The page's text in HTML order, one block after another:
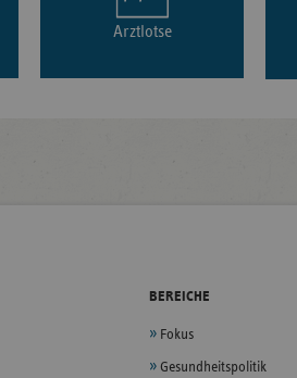
Arztlotse
BEREICHE
Fokus
Gesundheitspolitik